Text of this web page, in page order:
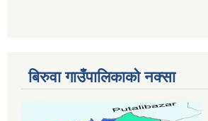
बिरुवा गाउँपालिकाको नक्सा